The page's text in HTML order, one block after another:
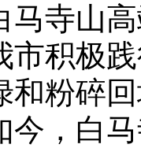
马寺山
市积极
和粉碎
今，白